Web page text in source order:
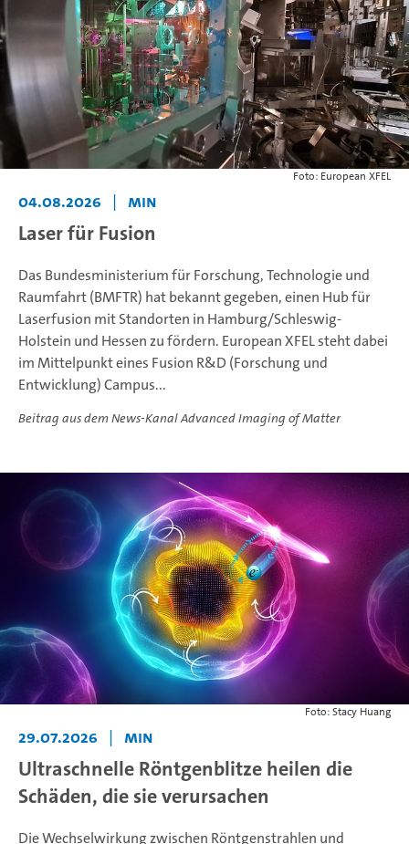
Foto: European XFEL
04.08.2026 MIN
Laser für Fusion
Das Bundesministerium für Forschung, Technologie und
Raumfahrt (BMFTR) hat bekannt gegeben, einen Hub für
Laserfusion mit Standorten in Hamburg/Schleswig-
Holstein und Hessen zu fördern. European XFEL steht dabei
im Mittelpunkt eines Fusion R&D (Forschung und
Entwicklung) Campus...
Beitrag aus dem News-Kanal Advanced Imaging of Matter
Foto: Stacy Huang
29.07.2026 | MIN
Ultraschnelle Röntgenblitze heilen die
Schäden, die sie verursachen
Die Wechselwirkung zwischen Röntgenstrahlen und